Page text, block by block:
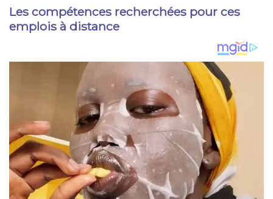
Les compétences recherchées pour ces
emplois à distance